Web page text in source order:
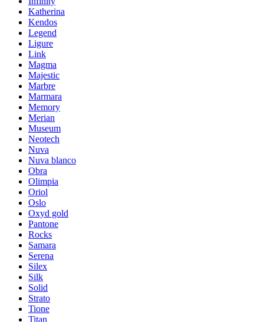
Katherina
Kendos
Legend
Ligure
Link
Magma
Majestic
Marbre
Marmara
Memory
Merian
Museum
Neotech
Nuva
Nuva blanco
Obra
Olimpia
Oriol
Oslo
Oxyd gold
Pantone
Rocks
Samara
Serena
Silex
Silk
Solid
Strato
Tione
Titan